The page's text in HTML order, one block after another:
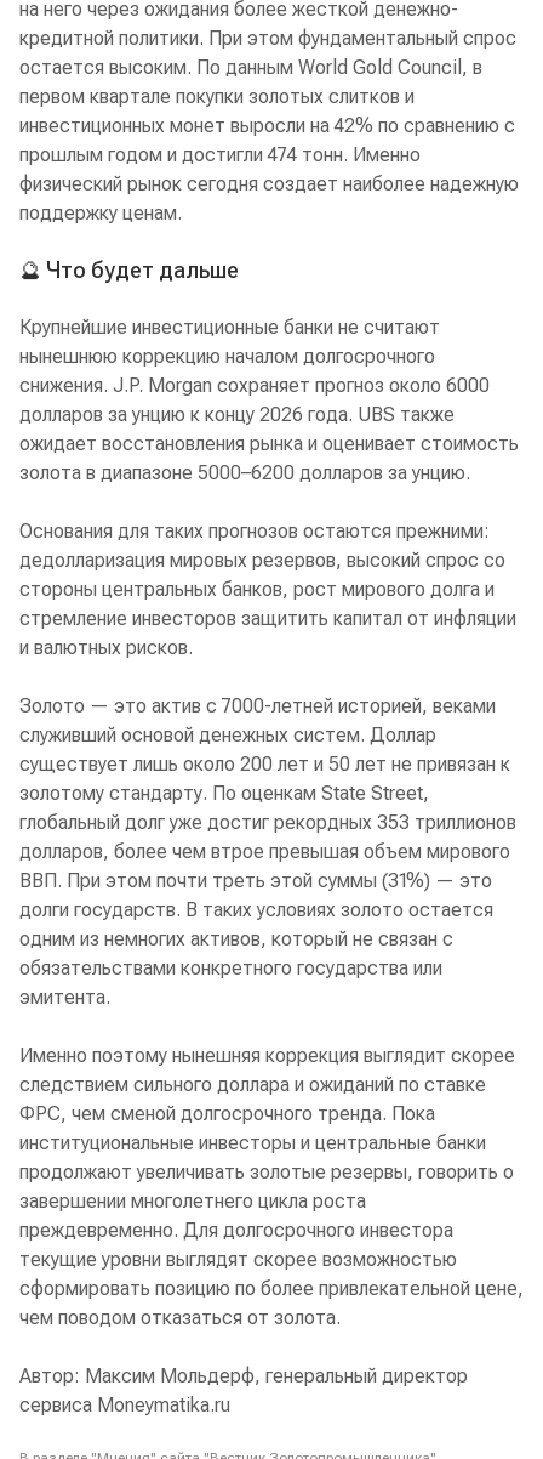
на него через ожидания более жесткой денежно-
кредитной политики. При этом фундаментальный спрос
остается высоким. По данным World Gold Council, в
первом квартале покупки золотых слитков и
инвестиционных монет выросли на 42% по сравнению с
прошлым годом и достигли 474 тонн. Именно
физический рынок сегодня создает наиболее надежную
поддержку ценам.
🔮 Что будет дальше
Крупнейшие инвестиционные банки не считают
нынешнюю коррекцию началом долгосрочного
снижения. J.P. Morgan сохраняет прогноз около 6000
долларов за унцию к концу 2026 года. UBS также
ожидает восстановления рынка и оценивает стоимость
золота в диапазоне 5000–6200 долларов за унцию.
Основания для таких прогнозов остаются прежними:
дедолларизация мировых резервов, высокий спрос со
стороны центральных банков, рост мирового долга и
стремление инвесторов защитить капитал от инфляции
и валютных рисков.
Золото — это актив с 7000-летней историей, веками
служивший основой денежных систем. Доллар
существует лишь около 200 лет и 50 лет не привязан к
золотому стандарту. По оценкам State Street,
глобальный долг уже достиг рекордных 353 триллионов
долларов, более чем втрое превышая объем мирового
ВВП. При этом почти треть этой суммы (31%) — это
долги государств. В таких условиях золото остается
одним из немногих активов, который не связан с
обязательствами конкретного государства или
эмитента.
Именно поэтому нынешняя коррекция выглядит скорее
следствием сильного доллара и ожиданий по ставке
ФРС, чем сменой долгосрочного тренда. Пока
институциональные инвесторы и центральные банки
продолжают увеличивать золотые резервы, говорить о
завершении многолетнего цикла роста
преждевременно. Для долгосрочного инвестора
текущие уровни выглядят скорее возможностью
сформировать позицию по более привлекательной цене,
чем поводом отказаться от золота.
Автор: Максим Мольдерф, генеральный директор
сервиса Moneymatika.ru